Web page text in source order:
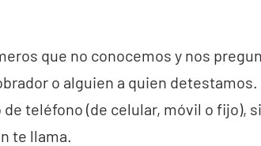
que no conocemos y nos
o alguien a quien
teléfono (de celular, móvil o fijo),
te llama.